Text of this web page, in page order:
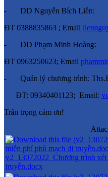
- DD Nguyễn Bích Liên:
ĐT 0388835863 ; Email
- DD Phạm Minh Hoàng:
ĐT 0963250623; Email
- Quản lý chương trình:
ĐT: 09340401123; Email:
Trân trọng cảm ơn!
v2_13072022_Chương trình
truyền.docx